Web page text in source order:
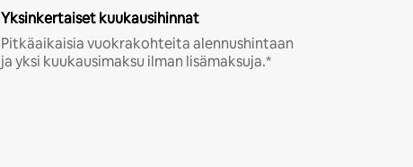
Yksinkertaiset kuukausihinnat
Pitkäaikaisia vuokrakohteita alennushintaan
ja yksi kuukausimaksu ilman lisämaksuja.*